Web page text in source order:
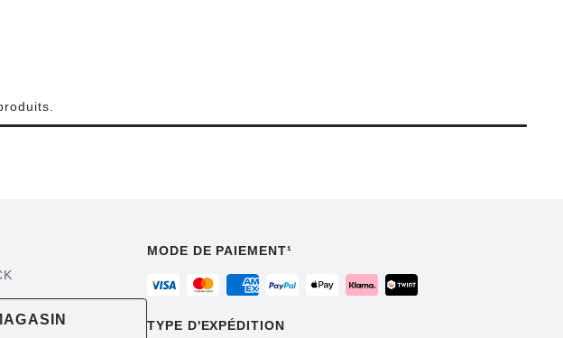
MODE DE PAIEMENT¹
TYPE D'EXPÉDITION